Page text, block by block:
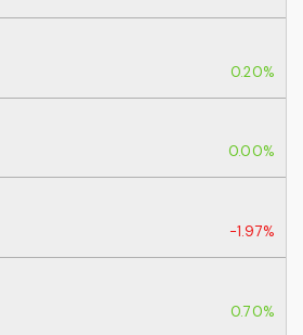
0.20%
0.00%
-1.97%
0.70%